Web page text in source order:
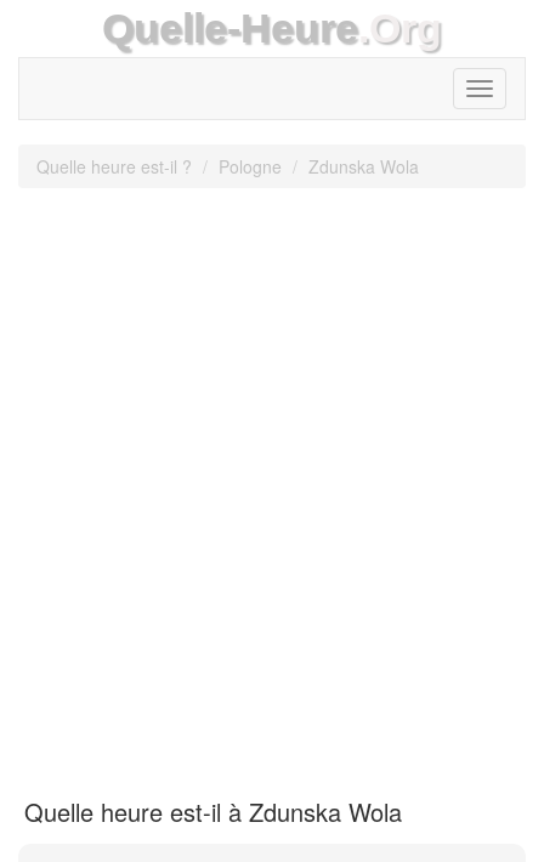
Quelle-Heure.Org
Toggle
Quelle heure est-il ? Pologne Zdunska Wola
Quelle heure est-il à Zdunska Wola